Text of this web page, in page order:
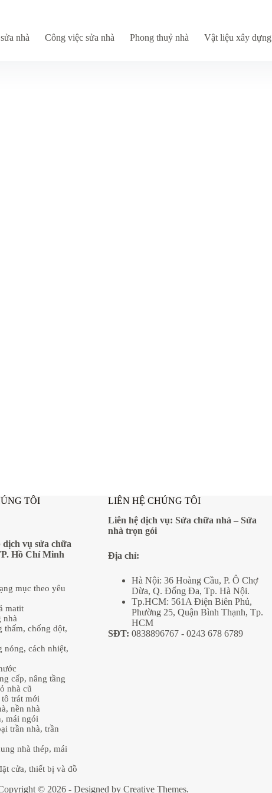
nhà Công việc sửa nhà Phong thuỷ nhà Vật liệu xây dựng
TÔI
vụ sửa chữa
Hồ Chí Minh
mục theo yêu
matit
nhà
thấm, chống dột,
nóng, cách nhiệt,
cấp, nâng tầng
nhà cũ
trát mới
nền nhà
mái ngói
trần nhà, trần
nhà thép, mái
cửa, thiết bị và đồ
LIÊN HỆ CHÚNG TÔI
Liên hệ dịch vụ: Sửa chữa nhà – Sửa
nhà trọn gói
Địa chỉ:
Hà Nội: 36 Hoàng Cầu, P. Ô Chợ
Dừa, Q. Đống Đa, Tp. Hà Nội.
Tp.HCM: 561A Điện Biên Phủ,
Phường 25, Quận Bình Thạnh, Tp.
HCM
SĐT: 0838896767- 0243 678 6789
© 2026 - Designed by Creative Themes.